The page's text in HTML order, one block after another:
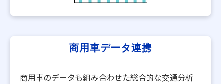
商用車データ連携​
​商用車のデータも組み合わせた総合的な交通分析